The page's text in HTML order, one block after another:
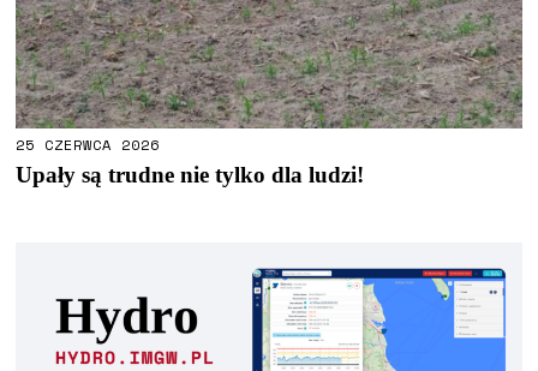
25 CZERWCA 2026
Upały są trudne nie tylko dla ludzi!